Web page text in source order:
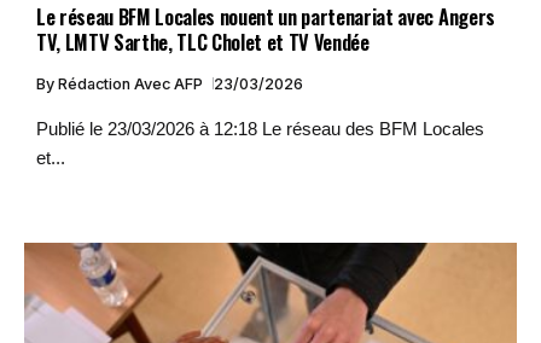
Le réseau BFM Locales nouent un partenariat avec Angers
TV, LMTV Sarthe, TLC Cholet et TV Vendée
By Rédaction Avec AFP 23/03/2026
Publié le 23/03/2026 à 12:18 Le réseau des BFM Locales
et...